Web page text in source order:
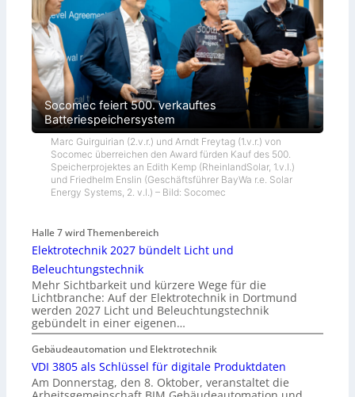
Socomec feiert 500. verkauftes
Batteriespeichersystem
Marc Guirguirian (2.v.r.) und Arndt Freytag (1.v.r.) von
Socomec überreichen den Award fürden Kauf des 500.
Speicherprojektes an Edith Kemp (RheinlandSolar, 1.v.l.)
und Friedhelm Enslin (Geschäftsführer BayWa r.e. Solar
Energy Systems, 2. v.l.) – Bild: Socomec
Halle 7 wird Themenbereich
Elektrotechnik 2027 bündelt Licht und
Beleuchtungstechnik
Mehr Sichtbarkeit und kürzere Wege für die
Lichtbranche: Auf der Elektrotechnik in Dortmund
werden 2027 Licht und Beleuchtungstechnik
gebündelt in einer eigenen…
Gebäudeautomation und Elektrotechnik
VDI 3805 als Schlüssel für digitale Produktdaten
Am Donnerstag, den 8. Oktober, veranstaltet die